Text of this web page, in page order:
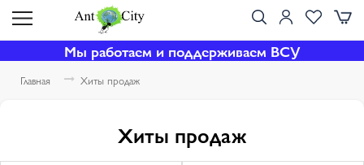
Мы работаем и поддерживаем ВСУ
Главная Хиты продаж
Хиты продаж